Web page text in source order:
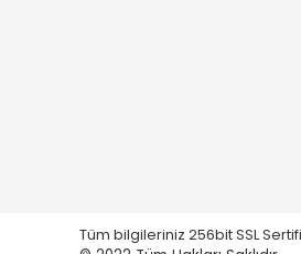
Tüm bilgileriniz 256bit SSL